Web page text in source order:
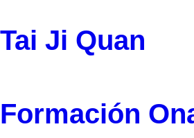
Tai Ji Quan
Formación